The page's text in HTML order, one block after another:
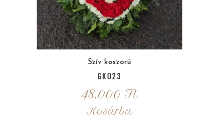
Szív koszorú
GK023
48,000 Ft
Kosárba